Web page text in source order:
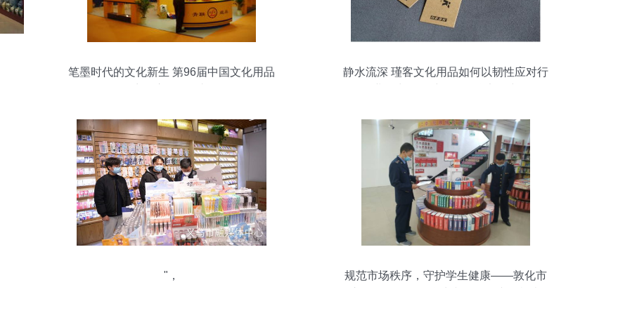
笔墨时代的文化新生 第96届中国文化用品
静水流深 瑾客文化用品如何以韧性应对行
"，
规范市场秩序，守护学生健康——敦化市